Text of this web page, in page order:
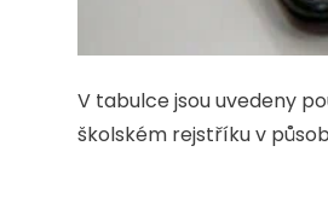
V tabulce jsou uvedeny
školském rejstříku v